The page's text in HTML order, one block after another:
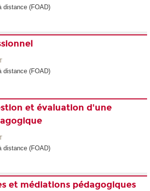
distance (FOAD)
distance (FOAD)
et évaluation d'une
distance (FOAD)
et médiations pédagogiques